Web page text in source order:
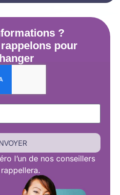
?
pour
l’un de nos conseillers